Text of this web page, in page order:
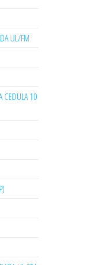
UL/FM
CEDULA 10